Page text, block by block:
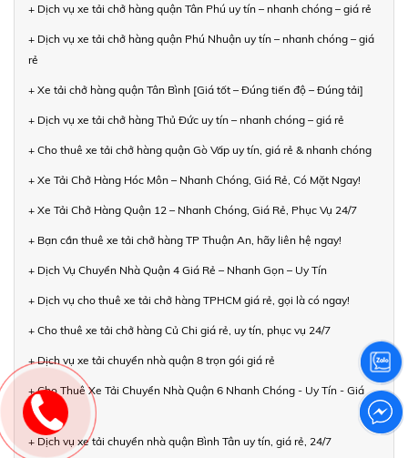
+ Dịch vụ xe tải chở hàng quận Tân Phú uy tín – nhanh chóng – giá rẻ
+ Dịch vụ xe tải chở hàng quận Phú Nhuận uy tín – nhanh chóng – giá
rẻ
+ Xe tải chở hàng quận Tân Bình [Giá tốt – Đúng tiến độ – Đúng tải]
+ Dịch vụ xe tải chở hàng Thủ Đức uy tín – nhanh chóng – giá rẻ
+ Cho thuê xe tải chở hàng quận Gò Vấp uy tín, giá rẻ & nhanh chóng
+ Xe Tải Chở Hàng Hóc Môn – Nhanh Chóng, Giá Rẻ, Có Mặt Ngay!
+ Xe Tải Chở Hàng Quận 12 – Nhanh Chóng, Giá Rẻ, Phục Vụ 24/7
+ Bạn cần thuê xe tải chở hàng TP Thuận An, hãy liên hệ ngay!
+ Dịch Vụ Chuyển Nhà Quận 4 Giá Rẻ – Nhanh Gọn – Uy Tín
+ Dịch vụ cho thuê xe tải chở hàng TPHCM giá rẻ, gọi là có ngay!
+ Cho thuê xe tải chở hàng Củ Chi giá rẻ, uy tín, phục vụ 24/7
+ Dịch vụ xe tải chuyển nhà quận 8 trọn gói giá rẻ
+ Cho Thuê Xe Tải Chuyển Nhà Quận 6 Nhanh Chóng - Uy Tín - Giá
Rẻ
+ Dịch vụ xe tải chuyển nhà quận Bình Tân uy tín, giá rẻ, 24/7